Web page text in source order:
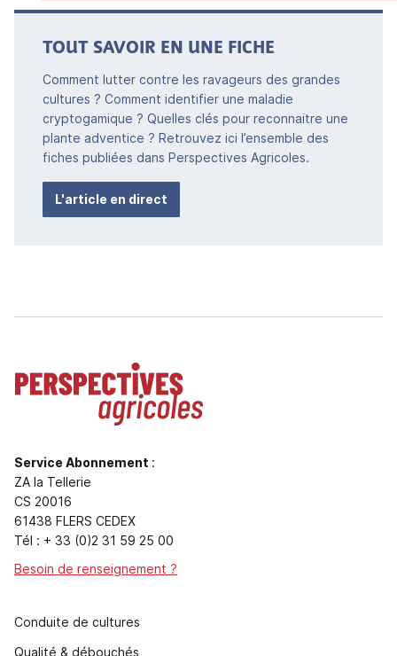
TOUT SAVOIR EN UNE FICHE
Comment lutter contre les ravageurs des grandes
cultures ? Comment identifier une maladie
cryptogamique ? Quelles clés pour reconnaitre une
plante adventice ? Retrouvez ici l’ensemble des
fiches publiées dans Perspectives Agricoles.
L'article en direct
Service Abonnement :
ZA la Tellerie
CS 20016
61438 FLERS CEDEX
Tél : + 33 (0)2 31 59 25 00
Besoin de renseignement ?
Conduite de cultures
Qualité & débouchés